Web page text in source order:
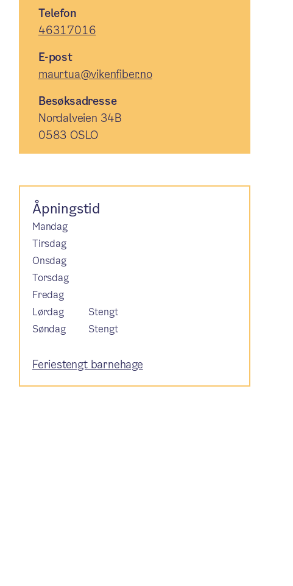
Telefon
46317016
E-post
maurtua@vikenfiber.no
Besøksadresse
Nordalveien 34B
0583 OSLO
Åpningstid
Mandag
Tirsdag
Onsdag
Torsdag
Fredag
Lørdag
Stengt
Søndag
Stengt
Feriestengt barnehage